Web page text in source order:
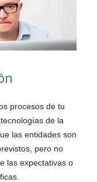
procesos de tu
de la
las entidades son
pero no
las expectativas o